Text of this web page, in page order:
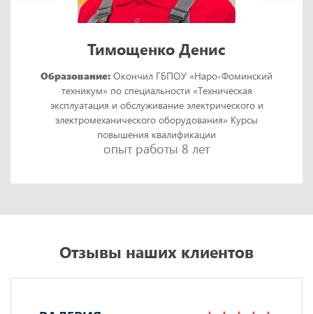
Тимощенко Денис
Образование: Окончил ГБПОУ «Наро-Фоминский
техникум» по специальности «Техническая
эксплуатация и обслуживание электрического и
электромеханического оборудования» Курсы
повышения квалификации
опыт работы 8 лет
Отзывы наших клиентов